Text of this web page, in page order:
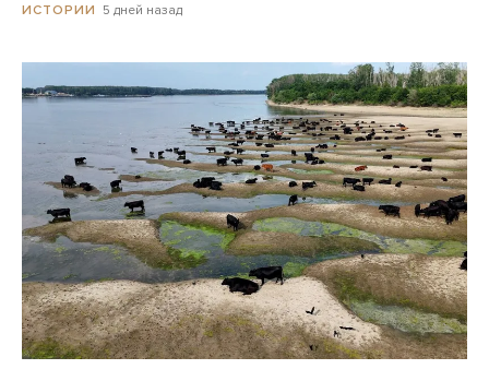
ИСТОРИИ 5 дней назад